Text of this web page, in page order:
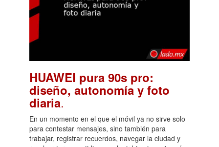
HUAWEI pura 90s pro:
diseño, autonomía y foto
diaria.
En un momento en el que el móvil ya no sirve solo
para contestar mensajes, sino también para
trabajar, registrar recuerdos, navegar la ciudad y